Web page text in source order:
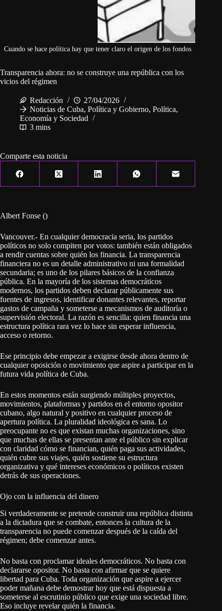
Cuando se hace política hay que tener claro el origen de los fondos
Transparencia ahora: no se construye una república con los
vicios del régimen
Redacción
27/04/2026
Noticias de Cuba, Política y Gobierno, Política,
Economía y Sociedad
3 mins
Comparte esta noticia
Albert Fonse ()
Vancouver.- En cualquier democracia seria, los partidos
políticos no solo compiten por votos: también están obligados
a rendir cuentas sobre quién los financia. La transparencia
financiera no es un detalle administrativo ni una formalidad
secundaria; es uno de los pilares básicos de la confianza
pública. En la mayoría de los sistemas democráticos
modernos, los partidos deben declarar públicamente sus
fuentes de ingresos, identificar donantes relevantes, reportar
gastos de campaña y someterse a mecanismos de auditoría o
supervisión electoral. La razón es sencilla: quien financia una
estructura política rara vez lo hace sin esperar influencia,
acceso o retorno.
Ese principio debe empezar a exigirse desde ahora dentro de
cualquier oposición o movimiento que aspire a participar en la
futura vida política de Cuba.
En estos momentos están surgiendo múltiples proyectos,
movimientos, plataformas y partidos en el entorno opositor
cubano, algo natural y positivo en cualquier proceso de
apertura política. La pluralidad ideológica es sana. Lo
preocupante no es que existan muchas organizaciones, sino
que muchas de ellas se presentan ante el público sin explicar
con claridad cómo se financian, quién paga sus actividades,
quién cubre sus viajes, quién sostiene su estructura
organizativa y qué intereses económicos o políticos existen
detrás de sus operaciones.
Ojo con la influencia del dinero
Si verdaderamente se pretende construir una república distinta
a la dictadura que se combate, entonces la cultura de la
transparencia no puede comenzar después de la caída del
régimen; debe comenzar antes.
No basta con proclamar ideales democráticos. No basta con
declararse opositor. No basta con afirmar que se quiere
libertad para Cuba. Toda organización que aspire a ejercer
poder mañana debe demostrar hoy que está dispuesta a
someterse al escrutinio público que exige una sociedad libre.
Eso incluye revelar quién la financia.